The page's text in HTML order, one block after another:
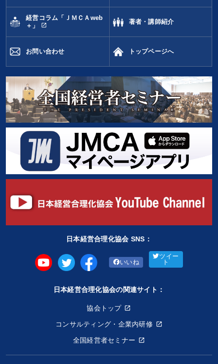
経営コラム「ＪＭＣＡweb
＋」
open_in_new
著者・講師紹介
お問い合わせ トップページへ
日本経営合理化協会 SNS：
いいね
ツイー
ト
日本経営合理化協会の関連サイト：
協会トップ
コンサルティング・企業内研修
全国経営者セミナー